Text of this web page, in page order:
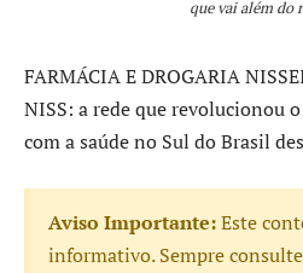
que vai além do
FARMÁCIA E DROGARIA
NISS: a rede que revolucionou
com a saúde no Sul do Brasil
Aviso Importante:Este
informativo. Sempre